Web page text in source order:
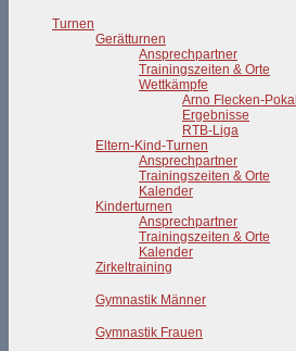
Turnen
Gerätturnen
Ansprechpartner
Trainingszeiten & Orte
Wettkämpfe
Arno Flecken-Pokal
Ergebnisse
RTB-Liga
Eltern-Kind-Turnen
Ansprechpartner
Trainingszeiten & Orte
Kalender
Kinderturnen
Ansprechpartner
Trainingszeiten & Orte
Kalender
Zirkeltraining
Gymnastik Männer
Gymnastik Frauen